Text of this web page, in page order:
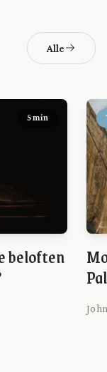
Alle
5 min
beloften